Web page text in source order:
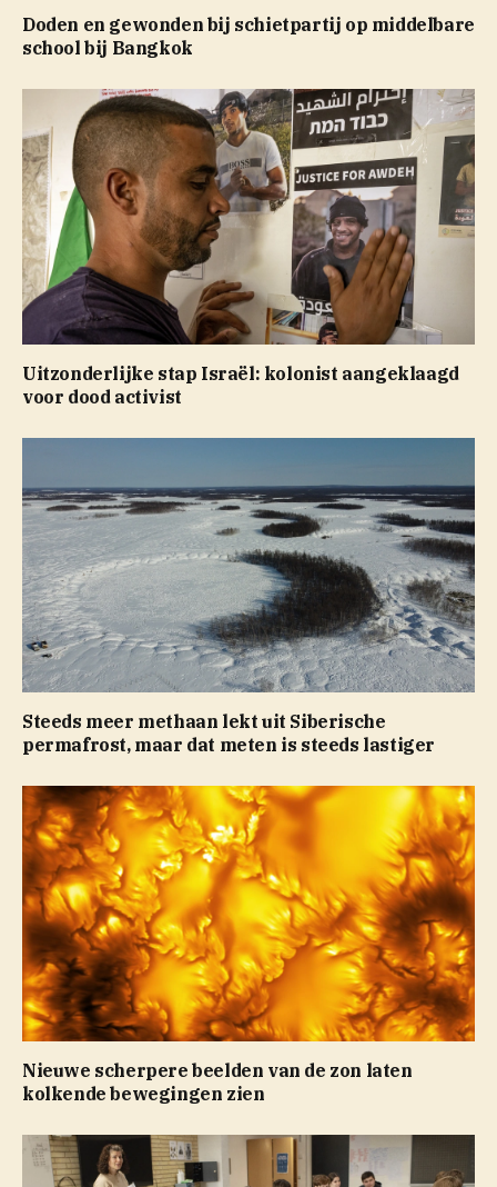
Doden en gewonden bij schietpartij op middelbare
school bij Bangkok
Uitzonderlijke stap Israël: kolonist aangeklaagd
voor dood activist
Steeds meer methaan lekt uit Siberische
permafrost, maar dat meten is steeds lastiger
Nieuwe scherpere beelden van de zon laten
kolkende bewegingen zien